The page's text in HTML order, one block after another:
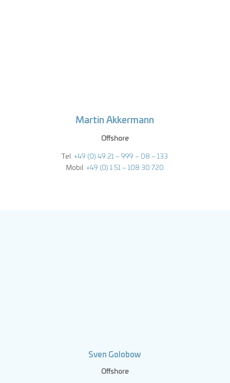
Martin Akkermann
Offshore
Tel.+49 (0) 49 21 – 999 – 08 – 133
Mobil:+49 (0) 1 51 – 108 30 720
Sven Golobow
Offshore